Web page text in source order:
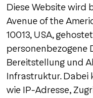
Diese Website wird
Avenue of the
10013, USA,
personenbezogene
Bereitstellung und
Infrastruktur. Dabei
wie IP-Adresse,